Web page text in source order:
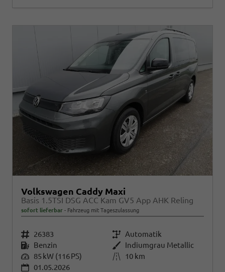
Volkswagen Caddy Maxi
Basis 1.5TSI DSG ACC Kam GV5 App AHK Reling
sofort lieferbar Fahrzeug mit Tageszulassung
Fahrzeugnr. 26383 Getriebe Automatik
Kraftstoff Benzin Außenfarbe Indiumgrau Metallic
Leistung 85 kW (116 PS) Kilometerstand
10 km
01.05.2026